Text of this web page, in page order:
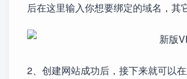
后在这里输入你想要绑定的域名，其
2、创建网站成功后，接下来就可以在